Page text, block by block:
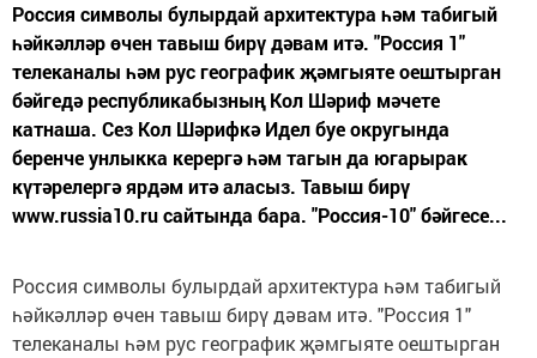
Россия символы булырдай архитектура һәм табигый
һәйкәлләр өчен тавыш бирү дәвам итә. "Россия 1"
телеканалы һәм рус географик җәмгыяте оештырган
бәйгедә республикабызның Кол Шәриф мәчете
катнаша. Сез Кол Шәрифкә Идел буе округында
беренче унлыкка керергә һәм тагын да югарырак
күтәрелергә ярдәм итә аласыз. Тавыш бирү
www.russia10.ru сайтында бара. "Россия-10" бәйгесе...
Россия символы булырдай архитектура һәм табигый
һәйкәлләр өчен тавыш бирү дәвам итә. "Россия 1"
телеканалы һәм рус географик җәмгыяте оештырган